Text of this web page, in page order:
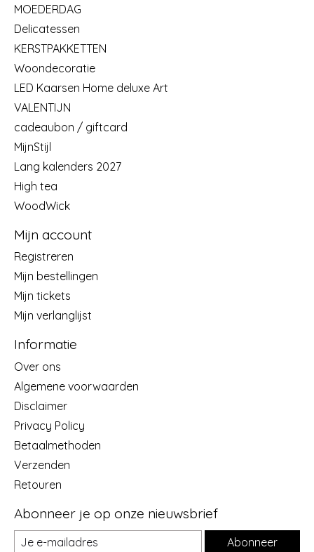
MOEDERDAG
Delicatessen
KERSTPAKKETTEN
Woondecoratie
LED Kaarsen Home deluxe Art
VALENTIJN
cadeaubon / giftcard
MijnStijl
Lang kalenders 2027
High tea
WoodWick
Mijn account
Registreren
Mijn bestellingen
Mijn tickets
Mijn verlanglijst
Informatie
Over ons
Algemene voorwaarden
Disclaimer
Privacy Policy
Betaalmethoden
Verzenden
Retouren
Abonneer je op onze nieuwsbrief
Abonneer